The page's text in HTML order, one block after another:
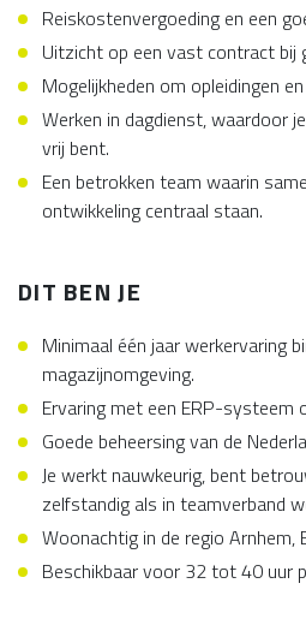
Reiskostenvergoeding en een
Uitzicht op een vast contract bij
Mogelijkheden om opleidingen
Werken in dagdienst, waardoor
vrij bent.
Een betrokken team waarin
ontwikkeling centraal staan.
DIT BEN JE
Minimaal één jaar werkervaring
magazijnomgeving.
Ervaring met een ERP-systeem
Goede beheersing van de
Je werkt nauwkeurig, bent
zelfstandig als in teamverband
Woonachtig in de regio Arnhem,
Beschikbaar voor 32 tot 40 uur